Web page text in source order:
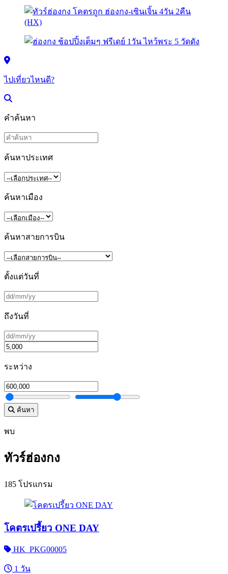
ไปเที่ยวไหนดี?
คำค้นหา
ค้นหาประเทศ
ค้นหาเมือง
ค้นหาสายการบิน
ตั้งแต่วันที่
ถึงวันที่
ระหว่าง
ค้นหา
พบ
ทัวร์ฮ่องกง
185 โปรแกรม
โคตรเปรี้ยว ONE DAY
HK_PKG00005
1 วัน